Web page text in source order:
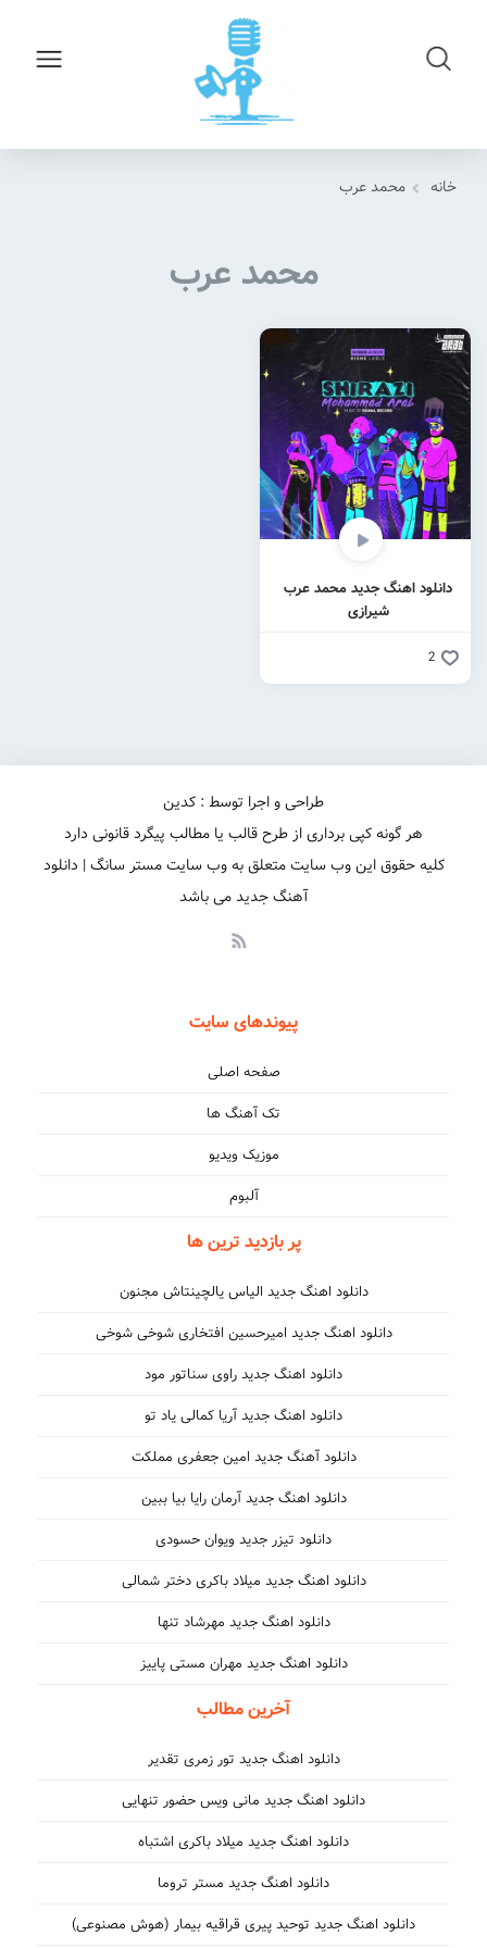
خانه محمد عرب
محمد عرب
دانلود اهنگ جدید محمد عرب
شیرازی
2
طراحی و اجرا توسط : کدین
هر گونه کپی برداری از طرح قالب یا مطالب پیگرد قانونی دارد
کلیه حقوق این وب سایت متعلق به وب سایت مستر سانگ | دانلود
آهنگ جدید می باشد
پیوندهای سایت
صفحه اصلی
تک آهنگ ها
موزیک ویدیو
آلبوم
پر بازدید ترین ها
دانلود اهنگ جدید الیاس یالچینتاش مجنون
دانلود اهنگ جدید امیرحسین افتخاری شوخی شوخی
دانلود اهنگ جدید راوی سناتور مود
دانلود اهنگ جدید آریا کمالی یاد تو
دانلود آهنگ جدید امین جعفری مملکت
دانلود اهنگ جدید آرمان رایا بیا ببین
دانلود تیزر جدید ویوان حسودی
دانلود اهنگ جدید میلاد باکری دختر شمالی
دانلود اهنگ جدید مهرشاد تنها
دانلود اهنگ جدید مهران مستی پاییز
آخرین مطالب
دانلود اهنگ جدید تور زمری تقدیر
دانلود اهنگ جدید مانی ویس حضور تنهایی
دانلود اهنگ جدید میلاد باکری اشتباه
دانلود اهنگ جدید مستر تروما
دانلود اهنگ جدید توحید پیری قراقیه بیمار (هوش مصنوعی)